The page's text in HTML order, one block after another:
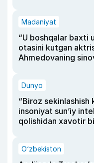
Madaniyat
“U boshqalar baxti
otasini kutgan
Ahmedovaning
Dunyo
“Biroz sekinlashish
insoniyat sun’iy
qolishidan xavotir
O‘zbekiston